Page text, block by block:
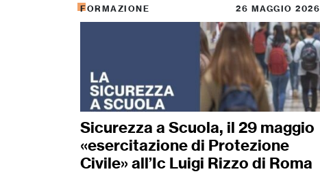
FORMAZIONE 26 MAGGIO 2026
Sicurezza a Scuola, il 29 maggio
«esercitazione di Protezione
Civile» all’Ic Luigi Rizzo di Roma